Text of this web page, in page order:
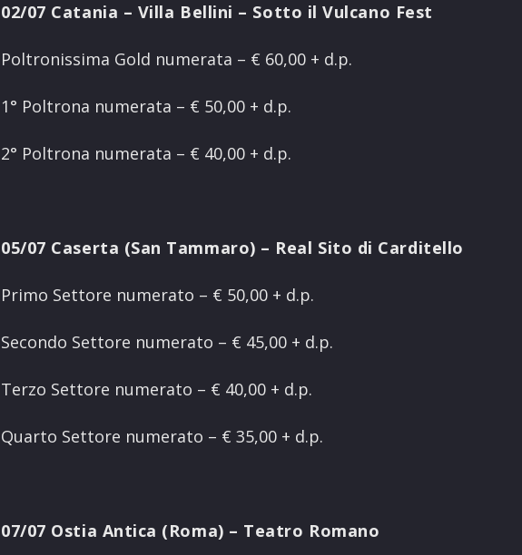
02/07 Catania – Villa Bellini – Sotto il Vulcano Fest
Poltronissima Gold numerata – € 60,00 + d.p.
1° Poltrona numerata – € 50,00 + d.p.
2° Poltrona numerata – € 40,00 + d.p.
05/07 Caserta (San Tammaro) – Real Sito di Carditello
Primo Settore numerato – € 50,00 + d.p.
Secondo Settore numerato – € 45,00 + d.p.
Terzo Settore numerato – € 40,00 + d.p.
Quarto Settore numerato – € 35,00 + d.p.
07/07 Ostia Antica (Roma) – Teatro Romano